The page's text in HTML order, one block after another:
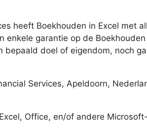
heeft Boekhouden in Excel met
enkele garantie op de
bepaald doel of eigendom, noch
Services, Apeldoorn,
Office, en/of andere